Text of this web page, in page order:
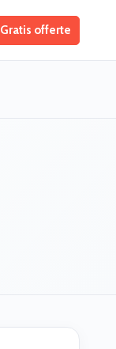
Gratis offerte